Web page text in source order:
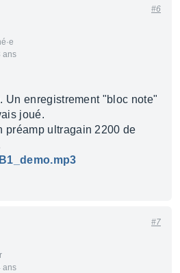
ans
#6
Un enregistrement "bloc note"
joué.
préamp ultragain 2200 de
ans
#7